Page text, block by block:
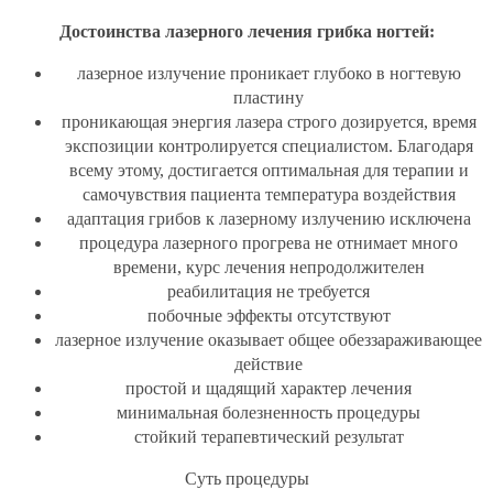
Достоинства лазерного лечения грибка ногтей:
лазерное излучение проникает глубоко в ногтевую
пластину
проникающая энергия лазера строго дозируется, время
экспозиции контролируется специалистом. Благодаря
всему этому, достигается оптимальная для терапии и
самочувствия пациента температура воздействия
адаптация грибов к лазерному излучению исключена
процедура лазерного прогрева не отнимает много
времени, курс лечения непродолжителен
реабилитация не требуется
побочные эффекты отсутствуют
лазерное излучение оказывает общее обеззараживающее
действие
простой и щадящий характер лечения
минимальная болезненность процедуры
стойкий терапевтический результат
Суть процедуры